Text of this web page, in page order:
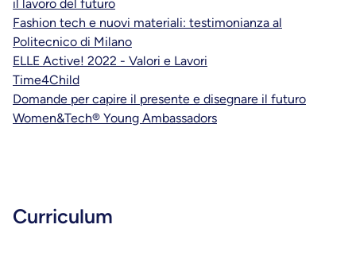
il lavoro del futuro
Fashion tech e nuovi materiali: testimonianza al
Politecnico di Milano
ELLE Active! 2022 - Valori e Lavori
Time4Child
Domande per capire il presente e disegnare il futuro
Women&Tech® Young Ambassadors
Curriculum